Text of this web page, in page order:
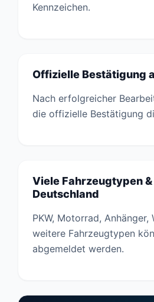
Kennzeichen.
Offizielle Bestätigung
Nach erfolgreicher
die offizielle Bestätigung
Viele Fahrzeugtypen
Deutschland
PKW, Motorrad, Anhänger,
weitere Fahrzeugtypen
abgemeldet werden.